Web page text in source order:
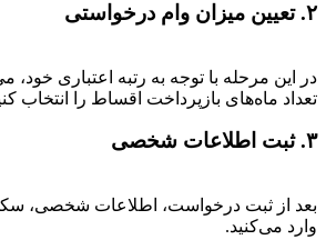
۲. تعیین میزان وام درخواستی
در این مرحله با توجه به رتبه اعتباری خود،
تعداد ماه‌های بازپرداخت اقساط را انتخاب
۳. ثبت اطلاعات شخصی
بعد از ثبت درخواست، اطلاعات شخصی،
وارد می‌کنید.